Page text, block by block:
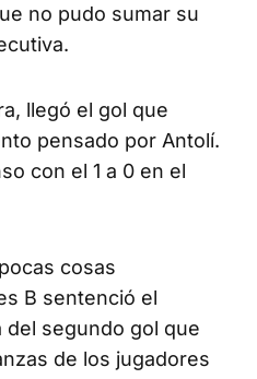
no pudo sumar su
llegó el gol que
pensado por Antolí.
con el 1 a 0 en el
cosas
B sentenció el
del segundo gol que
de los jugadores